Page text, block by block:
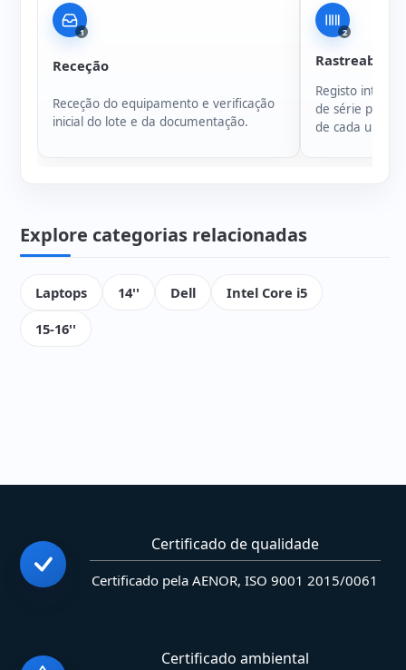
1
Receção
Receção do equipamento e verificação
inicial do lote e da documentação.
2
Registo
de série para
de cada
Explore categorias relacionadas
Laptops 14'' Dell
Intel Core i5
15-16''
Certificado de qualidade
Certificado pela AENOR, ISO 9001 2015/0061
Certificado ambiental